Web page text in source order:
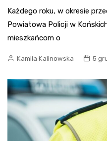
Każdego roku, w okresie
Powiatowa Policji w
mieszkańcom o
Kamila Kalinowska 5